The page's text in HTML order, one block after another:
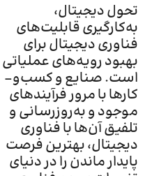
تحول دیجیتال،
به‌‌‌کارگیری قابلیت‌‌‌های
فناوری دیجیتال برای
بهبود رویه‌‌‌های عملیاتی
است. صنایع و کسب­‌و­
کارها با مرور فرآیندهای
موجود و به‌‌‌روزرسانی و
تلفیق آن‌ها با فناوری
دیجیتال، بهترین فرصت
پایدار ماندن را در دنیای